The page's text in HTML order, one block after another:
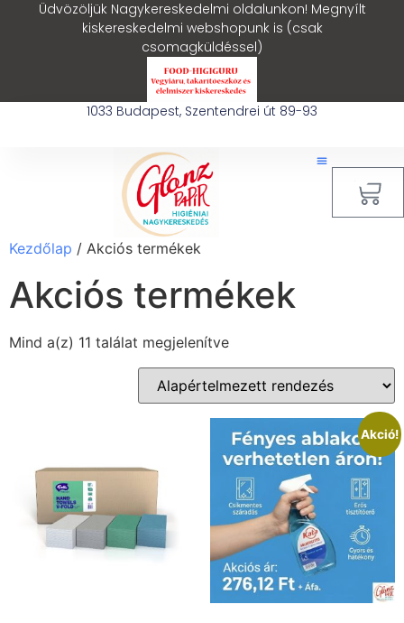
Üdvözöljük Nagykereskedelmi oldalunkon! Megnyílt
kiskereskedelmi webshopunk is (csak
csomagküldéssel)
1033 Budapest, Szentendrei út 89-93
Kezdőlap / Akciós termékek
Akciós termékek
Mind a(z) 11 találat megjelenítve
Akció!